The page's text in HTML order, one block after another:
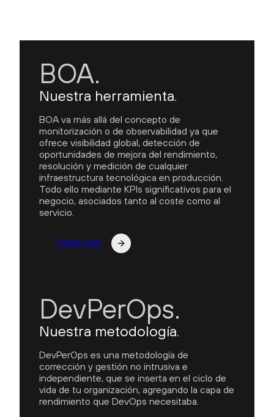
BOA.
Nuestra herramienta.
BOA va más allá del concepto de
monitorización o de observabilidad ya que
ofrece visibilidad global, detección de
oportunidades de mejora del rendimiento,
resolución y medición de cualquier
infraestructura tecnológica en producción.
Todo ello mediante KPIs significativos para el
negocio, asociados tanto al coste como al
servicio.
Saber más
DevPerOps.
Nuestra metodología.
DevPerOps es una metodología de
corrección y gestión no intrusiva e
independiente, que se inserta en el ciclo de
vida de tu organización, agregando la capa de
rendimiento que DevOps necesitaba.